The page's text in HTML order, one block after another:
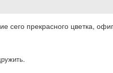
сего прекрасного цветка,